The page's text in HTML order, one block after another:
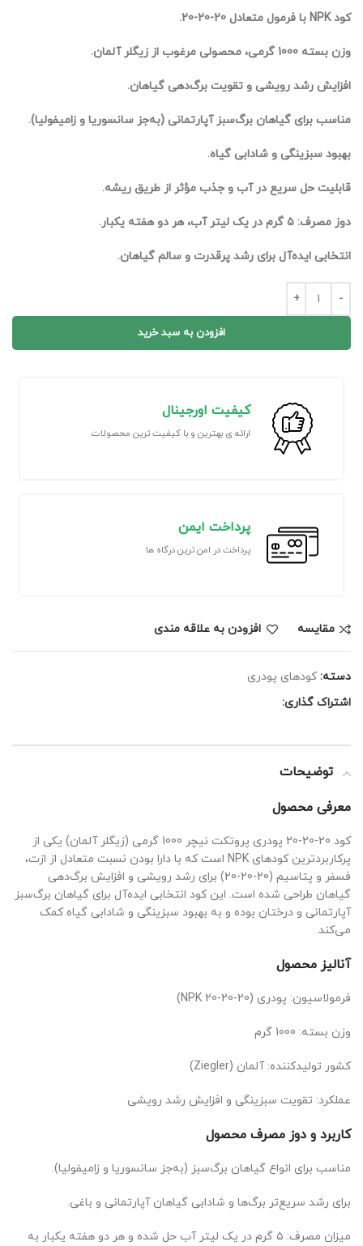
کود NPK با فرمول متعادل 20-20-20.
وزن بسته 1000 گرمی، محصولی مرغوب از زیگلر آلمان.
افزایش رشد رویشی و تقویت برگ‌دهی گیاهان.
مناسب برای گیاهان برگ‌سبز آپارتمانی (به‌جز سانسوریا و زامیفولیا).
بهبود سبزینگی و شادابی گیاه.
قابلیت حل سریع در آب و جذب مؤثر از طریق ریشه.
دوز مصرف: ۵ گرم در یک لیتر آب، هر دو هفته یکبار.
انتخابی ایده‌آل برای رشد پرقدرت و سالم گیاهان.
افزودن به سبد خرید
کیفیت اورجینال
ارائه ی بهترین و با کیفیت ترین محصولات
پرداخت ایمن
پرداخت در امن ترین درگاه ها
مقايسه افزودن به علاقه مندی
دسته: کودهای پودری
اشتراک گذاری:
توضیحات
معرفی محصول
کود 20-20-20 پودری پروتکت نیچر 1000 گرمی (زیگلر آلمان) یکی از
پرکاربردترین کودهای NPK است که با دارا بودن نسبت متعادل از ازت،
فسفر و پتاسیم (20-20-20) برای رشد رویشی و افزایش برگ‌دهی
گیاهان طراحی شده است. این کود انتخابی ایده‌آل برای گیاهان برگ‌سبز
آپارتمانی و درختان بوده و به بهبود سبزینگی و شادابی گیاه کمک
می‌کند.
آنالیز محصول
فرمولاسیون: پودری (NPK 20-20-20)
وزن بسته: 1000 گرم
کشور تولیدکننده: آلمان (Ziegler)
عملکرد: تقویت سبزینگی و افزایش رشد رویشی
کاربرد و دوز مصرف محصول
مناسب برای انواع گیاهان برگ‌سبز (به‌جز سانسوریا و زامیفولیا).
برای رشد سریع‌تر برگ‌ها و شادابی گیاهان آپارتمانی و باغی.
میزان مصرف: ۵ گرم در یک لیتر آب حل شده و هر دو هفته یکبار به